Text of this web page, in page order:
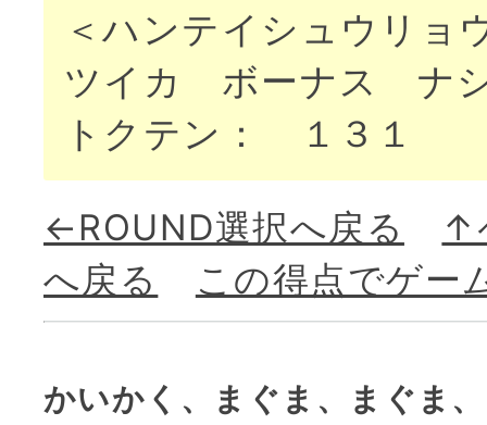
＜ハンテイシュウリョ
ツイカ ボーナス ナ
トクテン： １３１
←ROUND選択へ戻る
↑
へ戻る
この得点でゲー
かいかく、まぐま、まぐま